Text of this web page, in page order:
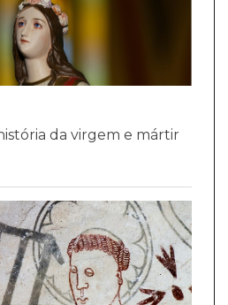
da virgem e mártir